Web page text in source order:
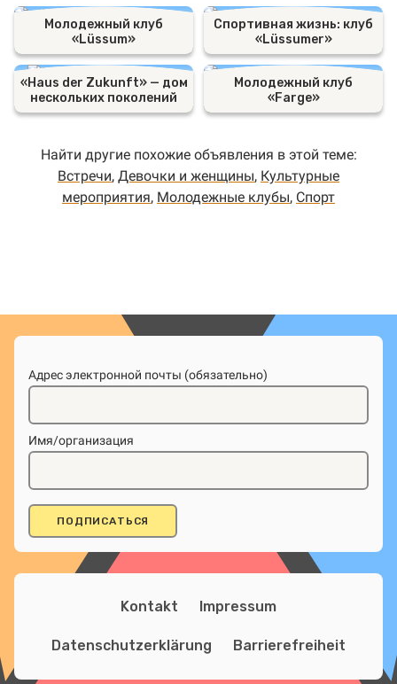
Молодежный клуб
«Lüssum»
Спортивная жизнь: клуб
«Lüssumer»
«Haus der Zukunft» — дом
нескольких поколений
Молодежный клуб
«Farge»
Найти другие похожие объявления в этой теме:
Встречи, Девочки и женщины, Культурные
мероприятия, Молодежные клубы, Спорт
Адрес электронной почты (обязательно)
Имя/организация
Kontakt Impressum
Datenschutzerklärung Barrierefreiheit